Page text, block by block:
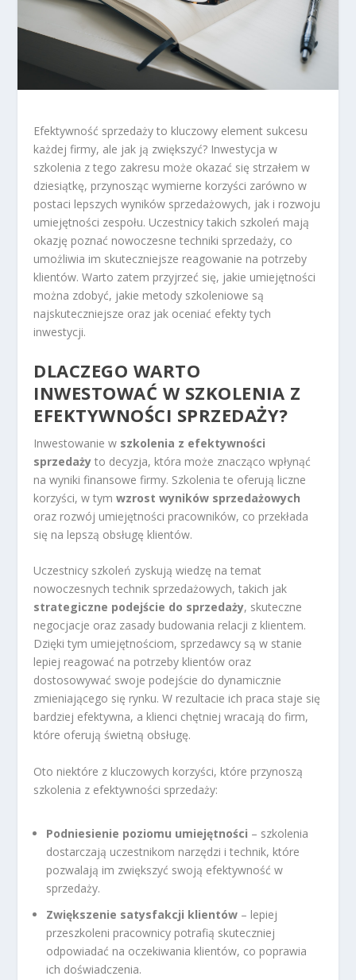
Efektywność sprzedaży to kluczowy element sukcesu
każdej firmy, ale jak ją zwiększyć? Inwestycja w
szkolenia z tego zakresu może okazać się strzałem w
dziesiątkę, przynosząc wymierne korzyści zarówno w
postaci lepszych wyników sprzedażowych, jak i rozwoju
umiejętności zespołu. Uczestnicy takich szkoleń mają
okazję poznać nowoczesne techniki sprzedaży, co
umożliwia im skuteczniejsze reagowanie na potrzeby
klientów. Warto zatem przyjrzeć się, jakie umiejętności
można zdobyć, jakie metody szkoleniowe są
najskuteczniejsze oraz jak oceniać efekty tych
inwestycji.
DLACZEGO WARTO
INWESTOWAĆ W SZKOLENIA Z
EFEKTYWNOŚCI SPRZEDAŻY?
Inwestowanie w szkolenia z efektywności
sprzedaży to decyzja, która może znacząco wpłynąć
na wyniki finansowe firmy. Szkolenia te oferują liczne
korzyści, w tymwzrost wyników sprzedażowych
oraz rozwój umiejętności pracowników, co przekłada
się na lepszą obsługę klientów.
Uczestnicy szkoleń zyskują wiedzę na temat
nowoczesnych technik sprzedażowych, takich jak
strategiczne podejście do sprzedaży, skuteczne
negocjacje oraz zasady budowania relacji z klientem.
Dzięki tym umiejętnościom, sprzedawcy są w stanie
lepiej reagować na potrzeby klientów oraz
dostosowywać swoje podejście do dynamicznie
zmieniającego się rynku. W rezultacie ich praca staje się
bardziej efektywna, a klienci chętniej wracają do firm,
które oferują świetną obsługę.
Oto niektóre z kluczowych korzyści, które przynoszą
szkolenia z efektywności sprzedaży:
Podniesienie poziomu umiejętności – szkolenia
dostarczają uczestnikom narzędzi i technik, które
pozwalają im zwiększyć swoją efektywność w
sprzedaży.
Zwiększenie satysfakcji klientów – lepiej
przeszkoleni pracownicy potrafią skuteczniej
odpowiadać na oczekiwania klientów, co poprawia
ich doświadczenia.